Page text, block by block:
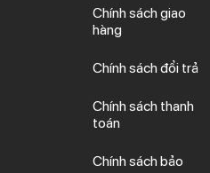
Chính sách giao
hàng
Chính sách đổi trả
Chính sách thanh
toán
Chính sách bảo